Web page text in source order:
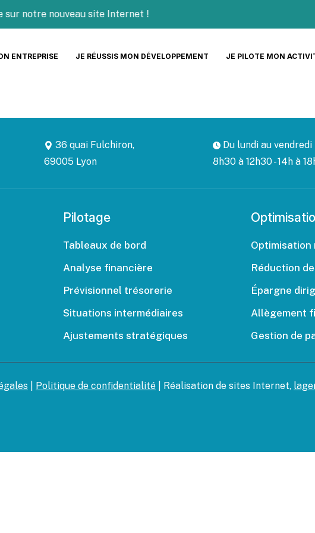
sur notre nouveau site Internet !
ENTREPRISE JE RÉUSSIS MON DÉVELOPPEMENT JE PILOTE MON
36 quai Fulchiron,
69005 Lyon
Du lundi au vendredi
8h30 à 12h30 - 14h à
Pilotage
Tableaux de bord
Analyse financière
Prévisionnel trésorerie
Situations intermédiaires
Ajustements stratégiques
Optimisation
Réduction
Épargne
Allègement
Gestion de
Politique de confidentialité | Réalisation de sites Internet,